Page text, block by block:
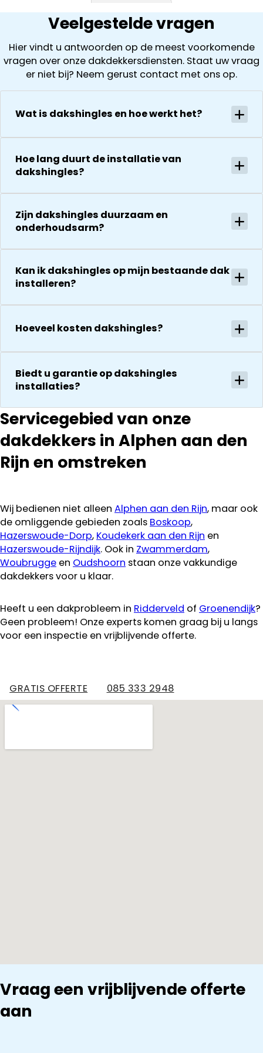
en
van de
Alles goed
schoorsteen
achterstallig
had. Wij
kregen direct
een offerte
uitgewerkt en
na 1 week
al helemaal
dakdekker
bedanken
steeds
droog!!! Dus
zeker een 5
waard door
en snelle
uit wat ze zijn
( laten ook
foto’s zien).
offerte is
vervolgens
helder en
gedurende
hele proces
houden ze je
hoogte van
stand van
vervolgens
onverwachte
zaken die ze
vakkundig
gerepareerd
zonder extra
ook dan
communeren
ze goed en
kan ze
aanraden.
Veelgestelde vragen
Hier vindt u antwoorden op de meest voorkomende
vragen over onze dakdekkersdiensten. Staat uw vraag
er niet bij? Neem gerust contact met ons op.
Wat is dakshingles en hoe werkt het?
Hoe lang duurt de installatie van
dakshingles?
Zijn dakshingles duurzaam en
onderhoudsarm?
Kan ik dakshingles op mijn bestaande dak
installeren?
Hoeveel kosten dakshingles?
Biedt u garantie op dakshingles
installaties?
Servicegebied van onze
dakdekkers in Alphen aan den
Rijn en omstreken
Wij bedienen niet alleen Alphen aan den Rijn, maar ook
de omliggende gebieden zoals Boskoop,
Hazerswoude-Dorp, Koudekerk aan den Rijn en
Hazerswoude-Rijndijk. Ook in Zwammerdam,
Woubrugge en Oudshoorn staan onze vakkundige
dakdekkers voor u klaar.
Heeft u een dakprobleem in Ridderveld of Groenendijk?
Geen probleem! Onze experts komen graag bij u langs
voor een inspectie en vrijblijvende offerte.
GRATIS OFFERTE 085 333 2948
Vraag een vrijblijvende offerte
aan